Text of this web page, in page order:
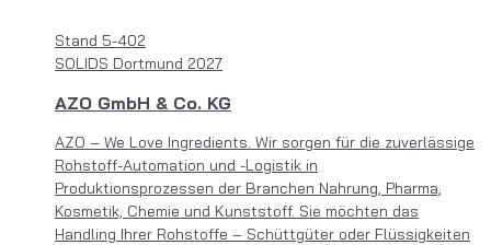
Stand 5-402
SOLIDS Dortmund 2027
AZO GmbH & Co. KG
AZO – We Love Ingredients. Wir sorgen für die zuverlässige
Rohstoff-Automation und -Logistik in
Produktionsprozessen der Branchen Nahrung, Pharma,
Kosmetik, Chemie und Kunststoff. Sie möchten das
Handling Ihrer Rohstoffe – Schüttgüter oder Flüssigkeiten